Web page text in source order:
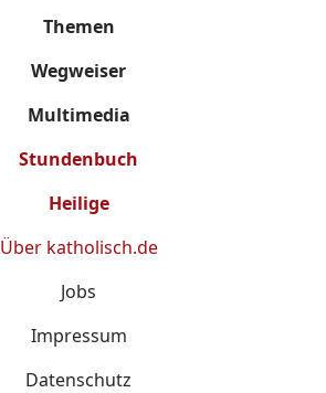
Themen
Wegweiser
Multimedia
Stundenbuch
Heilige
Über katholisch.de
Jobs
Impressum
Datenschutz